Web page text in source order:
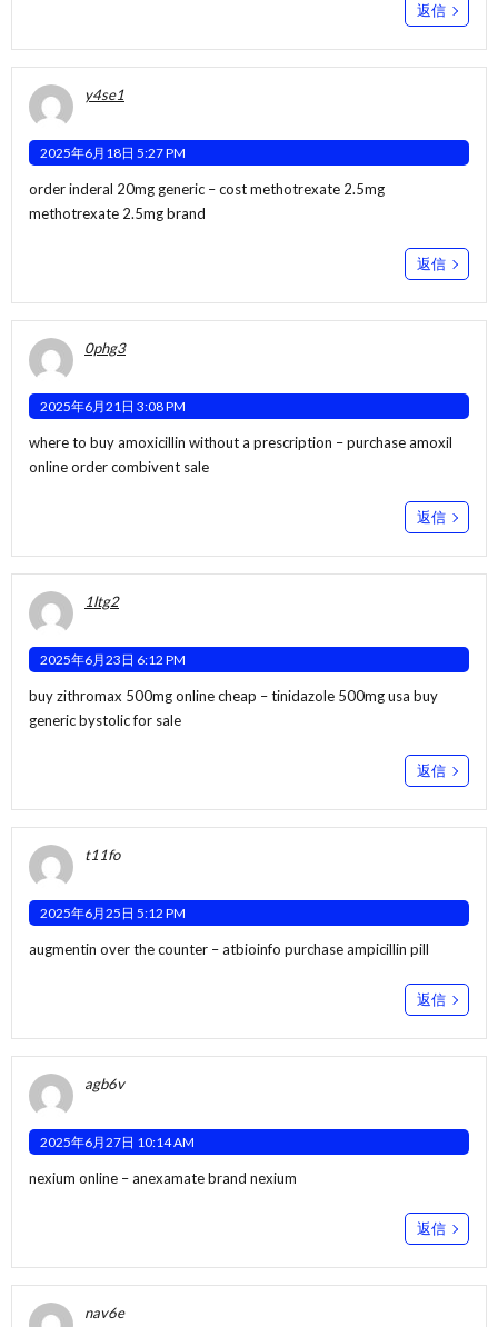
返信
y4se1
2025年6月18日 5:27 PM
order inderal 20mg generic –cost methotrexate 2.5mg
methotrexate 2.5mg brand
返信
0phg3
2025年6月21日 3:08 PM
where to buy amoxicillin without a prescription –purchase amoxil
onlineorder combivent sale
返信
1ltg2
2025年6月23日 6:12 PM
buy zithromax 500mg online cheap –tinidazole 500mg usa buy
generic bystolic for sale
返信
t11fo
2025年6月25日 5:12 PM
augmentin over the counter –atbioinfo purchase ampicillin pill
返信
agb6v
2025年6月27日 10:14 AM
nexium online –anexamatebrand nexium
返信
nav6e